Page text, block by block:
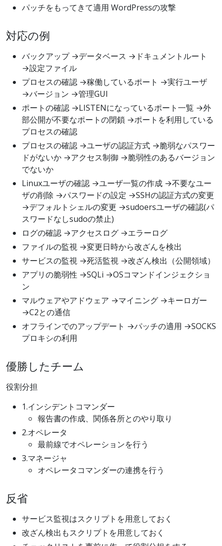
パッチをもってきて適用 WordPressの攻撃
対応の例
バックアップ →データベース →ドキュメントルート
→設定ファイル
プロセスの確認 →稼働しているポート →実行ユーザ
→バージョン →管理GUI
ポートの確認 →LISTENになっているポート一覧 →外
部公開が不要なポートの閉鎖 →ポートを利用している
プロセスの確認
プロセスの確認 →ユーザの認証方式 →脆弱なパスワー
ドがないか →アクセス制御 →脆弱性のあるバージョン
でないか
Linuxユーザの確認 →ユーザ一覧の作成 →不要なユー
ザの削除 →パスワードの設定 →SSHの認証方式の変更
→デフォルトシェルの変更 →sudoersユーザの確認(パ
スワードなしsudoの禁止)
ログの確認 →アクセスログ →エラーログ
ファイルの監視 →変更日時から改ざんを検出
サービスの監視 →死活監視 →改ざん検出（公開領域）
アプリの脆弱性 →SQLi →OSコマンドインジェクショ
ン
マルウェアやアドウェア →マイニング →キーロガー
→C2との通信
オフラインでのアップデート →パッチの適用 →SOCKS
プロキシの利用
優勝したチーム
役割分担
1.インシデントコマンダー
報告書の作成、関係各所とのやり取り
2.オペレータ
最前線でオペレーションを行う
3.マネージャ
オペレータコマンダーの連携を行う
反省
サービス監視はスクリプトを用意しておく
改ざん検出もスクリプトを用意しておく